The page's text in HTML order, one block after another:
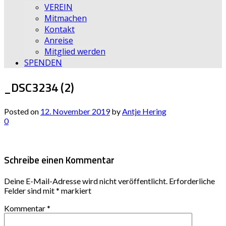
VEREIN
Mitmachen
Kontakt
Anreise
Mitglied werden
SPENDEN
_DSC3234 (2)
Posted on 12. November 2019byAntje Hering
0
Schreibe einen Kommentar
Deine E-Mail-Adresse wird nicht veröffentlicht. Erforderliche
Felder sind mit* markiert
Kommentar*